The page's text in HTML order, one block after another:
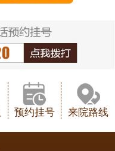
预约挂号 来院路线